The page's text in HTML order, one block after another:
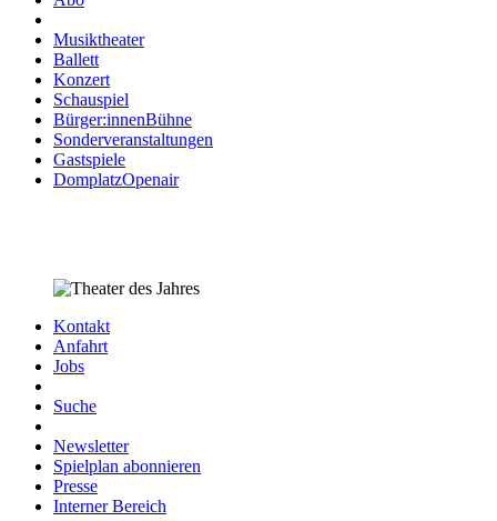
Musiktheater
Ballett
Konzert
Schauspiel
Bürger:innenBühne
Sonderveranstaltungen
Gastspiele
DomplatzOpenair
Kontakt
Anfahrt
Jobs
Suche
Newsletter
Spielplan abonnieren
Presse
Interner Bereich